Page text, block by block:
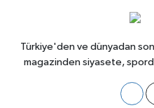
Türkiye'den ve dünyadan
magazinden siyasete,